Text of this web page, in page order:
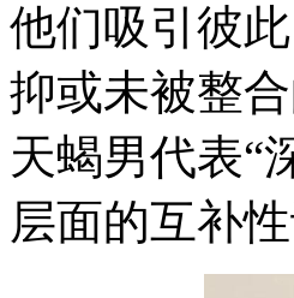
他们吸引彼
抑或未被整
天蝎男代表“
层面的互补性